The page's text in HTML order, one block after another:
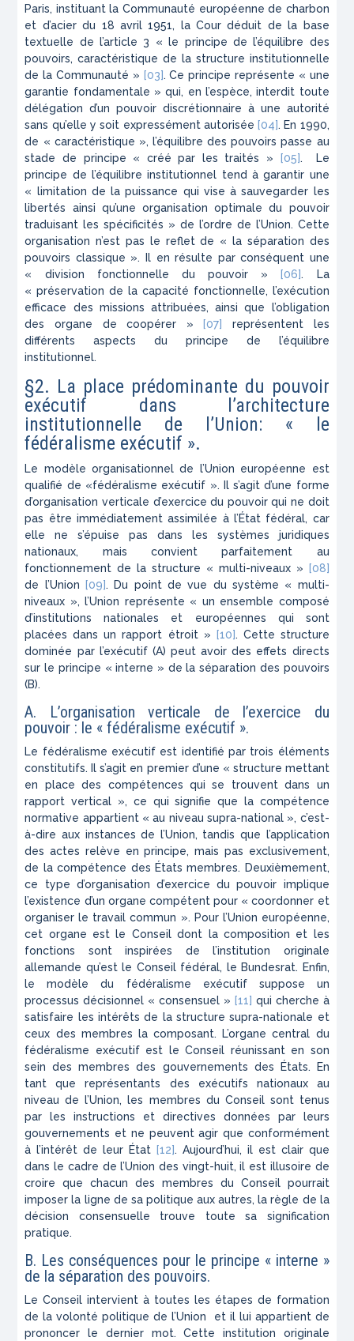
Paris, instituant la Communauté européenne de charbon
et d’acier du 18 avril 1951, la Cour déduit de la base
textuelle de l’article 3 « le principe de l’équilibre des
pouvoirs, caractéristique de la structure institutionnelle
de la Communauté » [03]. Ce principe représente « une
garantie fondamentale » qui, en l’espèce, interdit toute
délégation d’un pouvoir discrétionnaire à une autorité
sans qu’elle y soit expressément autorisée [04]. En 1990,
de « caractéristique », l’équilibre des pouvoirs passe au
stade de principe « créé par les traités »
[05]. Le
principe de l’équilibre institutionnel tend à garantir une
« limitation de la puissance qui vise à sauvegarder les
libertés ainsi qu’une organisation optimale du pouvoir
traduisant les spécificités » de l’ordre de l’Union. Cette
organisation n’est pas le reflet de « la séparation des
pouvoirs classique ». Il en résulte par conséquent une
« division fonctionnelle du pouvoir » [06]. La
« préservation de la capacité fonctionnelle, l’exécution
efficace des missions attribuées, ainsi que l’obligation
des organe de coopérer » [07]
représentent les
différents aspects du principe de l’équilibre
institutionnel.
§2. La place prédominante du pouvoir
exécutif dans l’architecture
institutionnelle de l’Union: « le
fédéralisme exécutif ».
Le modèle organisationnel de l’Union européenne est
qualifié de «fédéralisme exécutif ». Il s’agit d’une forme
d’organisation verticale d’exercice du pouvoir qui ne doit
pas être immédiatement assimilée à l’État fédéral, car
elle ne s’épuise pas dans les systèmes juridiques
nationaux, mais convient parfaitement au
fonctionnement de la structure « multi-niveaux »
[08]
de l’Union
[09]. Du point de vue du système « multi-
niveaux », l’Union représente « un ensemble composé
d’institutions nationales et européennes qui sont
placées dans un rapport étroit »
[10]. Cette structure
dominée par l’exécutif (A) peut avoir des effets directs
sur le principe « interne » de la séparation des pouvoirs
(B).
A. L’organisation verticale de l’exercice du
pouvoir : le « fédéralisme exécutif ».
Le fédéralisme exécutif est identifié par trois éléments
constitutifs. Il s’agit en premier d’une « structure mettant
en place des compétences qui se trouvent dans un
rapport vertical », ce qui signifie que la compétence
normative appartient « au niveau supra-national », c’est-
à-dire aux instances de l’Union, tandis que l’application
des actes relève en principe, mais pas exclusivement,
de la compétence des États membres. Deuxièmement,
ce type d’organisation d’exercice du pouvoir implique
l’existence d’un organe compétent pour « coordonner et
organiser le travail commun ». Pour l’Union européenne,
cet organe est le Conseil dont la composition et les
fonctions sont inspirées de l’institution originale
allemande qu’est le Conseil fédéral, le Bundesrat. Enfin,
le modèle du fédéralisme exécutif suppose un
processus décisionnel « consensuel » [11] qui cherche à
satisfaire les intérêts de la structure supra-nationale et
ceux des membres la composant. L’organe central du
fédéralisme exécutif est le Conseil réunissant en son
sein des membres des gouvernements des États. En
tant que représentants des exécutifs nationaux au
niveau de l’Union, les membres du Conseil sont tenus
par les instructions et directives données par leurs
gouvernements et ne peuvent agir que conformément
à l’intérêt de leur État [12]. Aujourd’hui, il est clair que
dans le cadre de l’Union des vingt-huit, il est illusoire de
croire que chacun des membres du Conseil pourrait
imposer la ligne de sa politique aux autres, la règle de la
décision consensuelle trouve toute sa signification
pratique.
B. Les conséquences pour le principe « interne »
de la séparation des pouvoirs.
Le Conseil intervient à toutes les étapes de formation
de la volonté politique de l’Union et il lui appartient de
prononcer le dernier mot. Cette institution originale